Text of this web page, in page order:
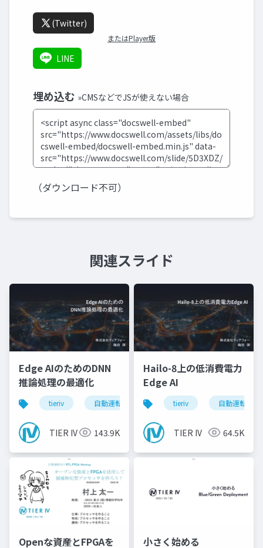
(Twitter)
またはPlayer版
LINE
埋め込む »CMSなどでJSが使えない場合
（ダウンロード不可）
関連スライド
Edge AIのためのDNN
推論処理の最適化
tieriv 自動運転 computing tierivmeetup
TIER IV 143.9K
Hailo-8上の低消費電力
Edge AI
tieriv 自動運転
TIER IV 64.5K
Openな資産とFPGAを 小さく始める